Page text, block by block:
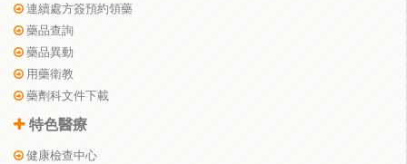
連續處方簽預約領藥
藥品查詢
藥品異動
用藥衛教
藥劑科文件下載
特色醫療
健康檢查中心